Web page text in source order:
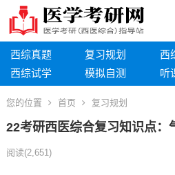
西综真题 复习规划 西
西综试学
模拟自测 听
您的位置 首页 复习规划
22考研西医综合复习知识点：
阅读(2,651)